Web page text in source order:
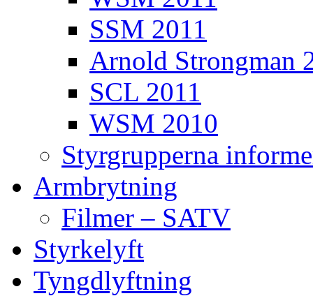
SSM 2011
Arnold Strongman
SCL 2011
WSM 2010
Styrgrupperna
Armbrytning
Filmer – SATV
Styrkelyft
Tyngdlyftning